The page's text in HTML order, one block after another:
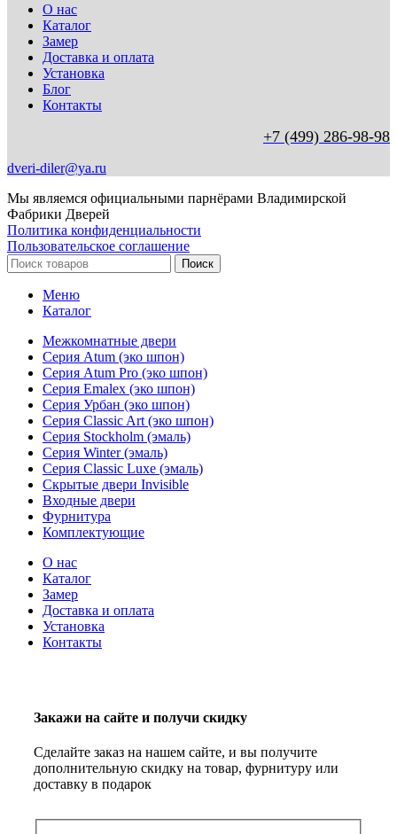
О нас
Каталог
Замер
Доставка и оплата
Установка
Блог
Контакты
+7 (499) 286-98-98
dveri-diler@ya.ru
Мы являемся официальными парнёрами Владимирской
Фабрики Дверей
Политика конфиденциальности
Пользовательское соглашение
Поиск
Меню
Каталог
Межкомнатные двери
Серия Atum (эко шпон)
Серия Atum Pro (эко шпон)
Серия Emalex (эко шпон)
Серия Урбан (эко шпон)
Серия Classic Art (эко шпон)
Серия Stockholm (эмаль)
Серия Winter (эмаль)
Серия Classic Luxe (эмаль)
Скрытые двери Invisible
Входные двери
Фурнитура
Комплектующие
О нас
Каталог
Замер
Доставка и оплата
Установка
Контакты
Закажи на сайте и получи скидку
Сделайте заказ на нашем сайте, и вы получите
дополнительную скидку на товар, фурнитуру или
доставку в подарок